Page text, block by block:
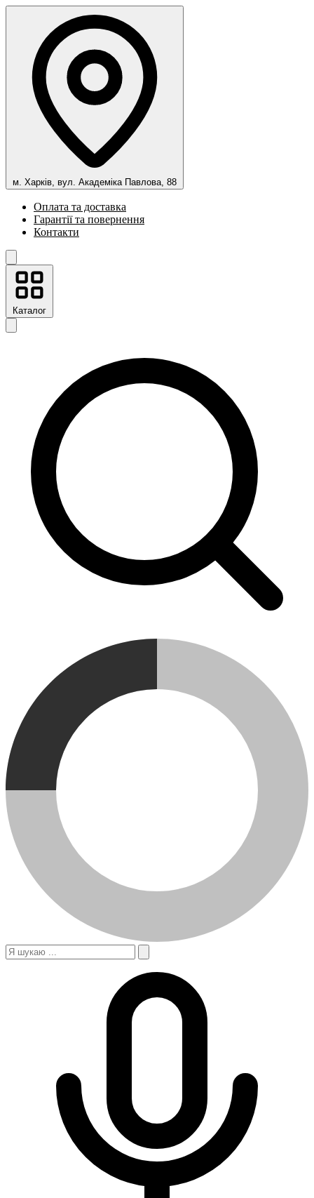
м. Харків, вул. Академіка Павлова, 88
Оплата та доставка
Гарантії та повернення
Контакти
Каталог